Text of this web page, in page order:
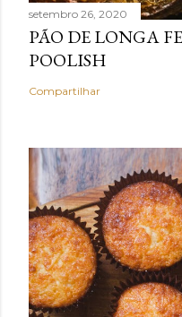
setembro 26, 2020
PÃO DE LONGA
POOLISH
Compartilhar